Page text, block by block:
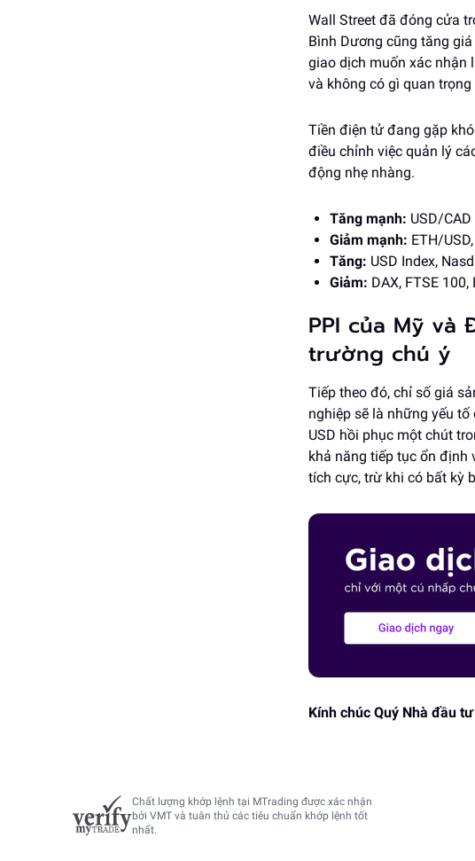
Wall Street đã đóng cửa
Bình Dương cũng tăng
giao dịch muốn xác nhận
và không có gì quan
Tiền điện tử đang gặp
điều chỉnh việc quản lý
động nhẹ nhàng.
Tăng mạnh: USD/CAD
Giảm mạnh: ETH/
Tăng: USD Index,
Giảm: DAX, FTSE 100,
PPI của Mỹ
trường chú ý
Tiếp theo đó, chỉ số giá
nghiệp sẽ là những yếu
USD hồi phục một chút
khả năng tiếp tục ổn định
tích cực, trừ khi có bất kỳ
Kính chúc Quý Nhà đầu
Chất lượng khớp lệnh tại MTrading được xác nhận
bởi VMT và tuân thủ các tiêu chuẩn khớp lệnh tốt
nhất.